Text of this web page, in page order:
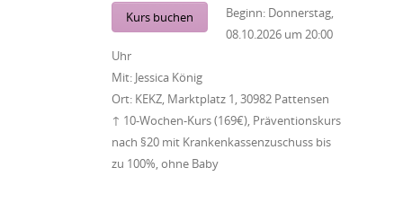
Kurs buchen Beginn: Donnerstag,
08.10.2026 um 20:00
Uhr
Mit: Jessica König
Ort: KEKZ, Marktplatz 1, 30982 Pattensen
↑ 10-Wochen-Kurs (169€), Präventionskurs
nach §20 mit Krankenkassenzuschuss bis
zu 100%, ohne Baby